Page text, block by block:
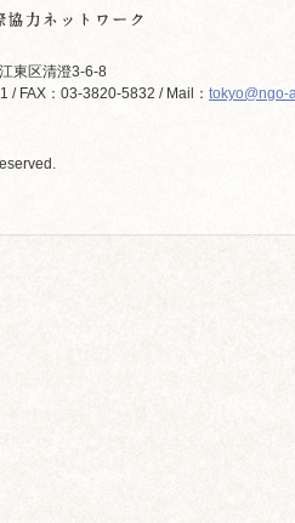
東区清澄3-6-8
/ FAX：03-3820-5832 / Mail： tokyo@ngo-